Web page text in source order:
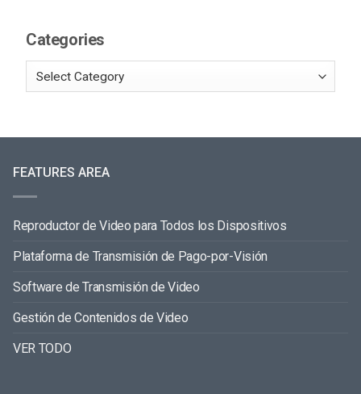
Categories
FEATURES AREA
Reproductor de Video para Todos los Dispositivos
Plataforma de Transmisión de Pago-por-Visión
Software de Transmisión de Video
Gestión de Contenidos de Video
VER TODO